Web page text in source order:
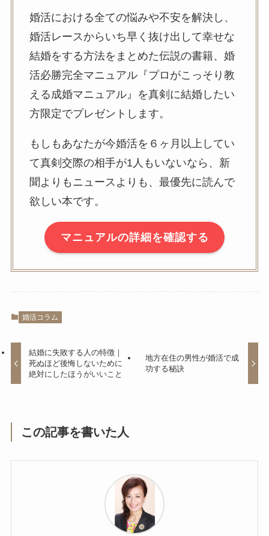
婚活における全ての悩みや不安を解決し、
婚活レースからいち早く抜け出して幸せな
結婚をする方法をまとめた伝説の書籍、婚
活必勝完全マニュアル『プロがこっそり教
える成婚マニュアル』を真剣に結婚したい
方限定でプレゼントします。
もしもあなたが今婚活を６ヶ月以上してい
て真剣交際の相手が1人もいないなら、新
聞よりもニュースよりも、最優先に読んで
欲しい本です。
マニュアルの詳細を確認する
婚活コラム
結婚に失敗する人の特徴｜
死ぬほど後悔しないために
絶対にしたほうがいいこと
地方在住の男性が婚活で成
功する秘訣
この記事を書いた人